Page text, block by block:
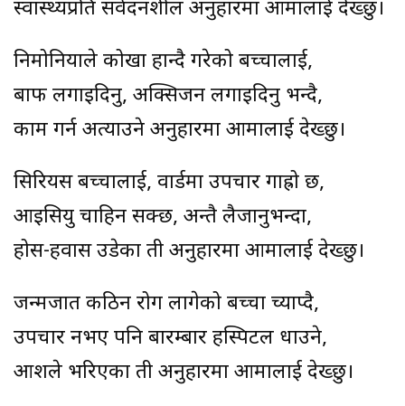
स्वास्थ्यप्रति संवेदनशील अनुहारमा आमालाई देख्छु।
निमोनियाले कोखा हान्दै गरेको बच्चालाई,
बाफ लगाइदिनु, अक्सिजन लगाइदिनु भन्दै,
काम गर्न अत्याउने अनुहारमा आमालाई देख्छु।
सिरियस बच्चालाई, वार्डमा उपचार गाह्रो छ,
आइसियु चाहिन सक्छ, अन्तै लैजानुभन्दा,
होस-हवास उडेका ती अनुहारमा आमालाई देख्छु।
जन्मजात कठिन रोग लागेको बच्चा च्याप्दै,
उपचार नभए पनि बारम्बार हस्पिटल धाउने,
आशले भरिएका ती अनुहारमा आमालाई देख्छु।